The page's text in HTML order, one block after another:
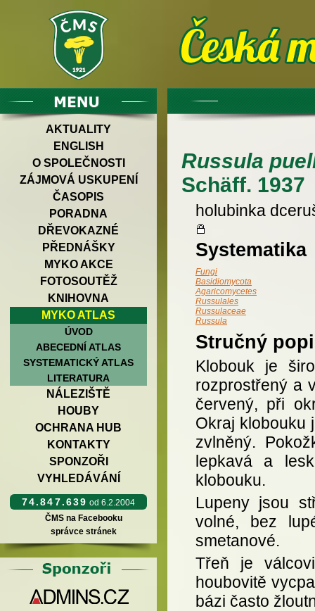
AKTUALITY
ENGLISH
O SPOLEČNOSTI
ZÁJMOVÁ USKUPENÍ
ČASOPIS
PORADNA
DŘEVOKAZNÉ
PŘEDNÁŠKY
MYKO AKCE
FOTOSOUTĚŽ
KNIHOVNA
MYKO ATLAS
ÚVOD
ABECEDNÍ ATLAS
SYSTEMATICKÝ ATLAS
LITERATURA
NÁLEZIŠTĚ
HOUBY
OCHRANA HUB
KONTAKTY
SPONZOŘI
VYHLEDÁVÁNÍ
74.847.639 od 6.2.2004
ČMS na Facebooku
správce stránek
Russula
Schäff. 1937
holubinka
Systematika
Fungi
Basidiomycota
Agaricomycetes
Russulales
Russulaceae
Russula
Stručný
Klobouk je
rozprostřený a
červený, při
Okraj klobouku
zvlněný.
lepkavá a
klobouku.
Lupeny jsou
volné, bez
smetanové.
Třeň je
houbovitě
bázi často